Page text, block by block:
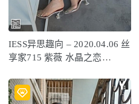
IESS异思趣向 – 2020.04.06 丝
享家715 紫薇 水晶之恋